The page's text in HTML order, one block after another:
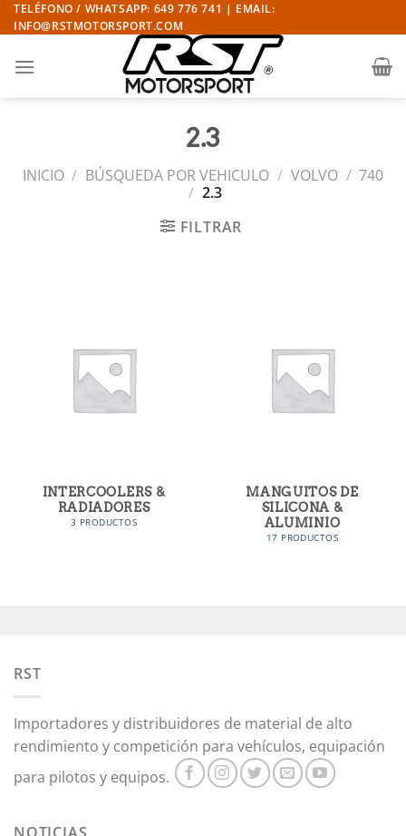
Saltar
al
TELÉFONO / WHATSAPP: 649 776 741 | EMAIL:
INFO@RSTMOTORSPORT.COM
2.3
INICIO / BÚSQUEDA POR VEHICULO / VOLVO / 740
/ 2.3
FILTRAR
INTERCOOLERS &
RADIADORES
3 PRODUCTOS
MANGUITOS DE
SILICONA &
ALUMINIO
17 PRODUCTOS
RST
Importadores y distribuidores de material de alto
rendimiento y competición para vehículos, equipación
para pilotos y equipos.